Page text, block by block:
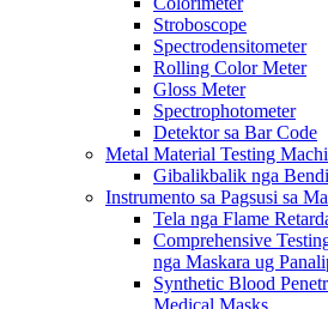
Stroboscope
Spectrodensitometer
Rolling Color Meter
Gloss Meter
Spectrophotometer
Detektor sa Bar Code
Metal Material Testing
Gibalikbalik nga
Instrumento sa Pagsusi sa
Tela nga Flame
Comprehensive
nga Maskara ug
Synthetic Blood
Medical Masks